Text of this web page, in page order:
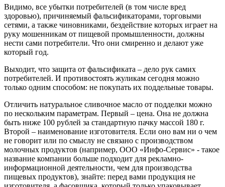
Видимо, все убытки потребителей (в том числе вред
здоровью), причиняемый фальсификаторами, торговыми
сетями, а также чиновниками, бездействие которых играет на
руку мошенникам от пищевой промышленности, должны
нести сами потребители. Что они смиренно и делают уже
который год.
Выходит, что защита от фальсификата – дело рук самих
потребителей. И противостоять жуликам сегодня можно
только одним способом: не покупать их поддельные товары.
Отличить натуральное сливочное масло от подделки можно
по нескольким параметрам. Первый – цена. Она не должна
быть ниже 100 рублей за стандартную пачку массой 180 г.
Второй – наименование изготовителя. Если оно вам ни о чем
не говорит или по смыслу не связано с производством
молочных продуктов (например, ООО «Инфо-Сервис» - такое
название компании больше подходит для рекламно-
информационной деятельности, чем для производства
пищевых продуктов), знайте: перед вами продукция не